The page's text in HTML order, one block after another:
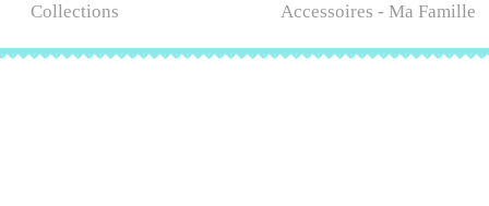
Collections Accessoires - Ma Famille